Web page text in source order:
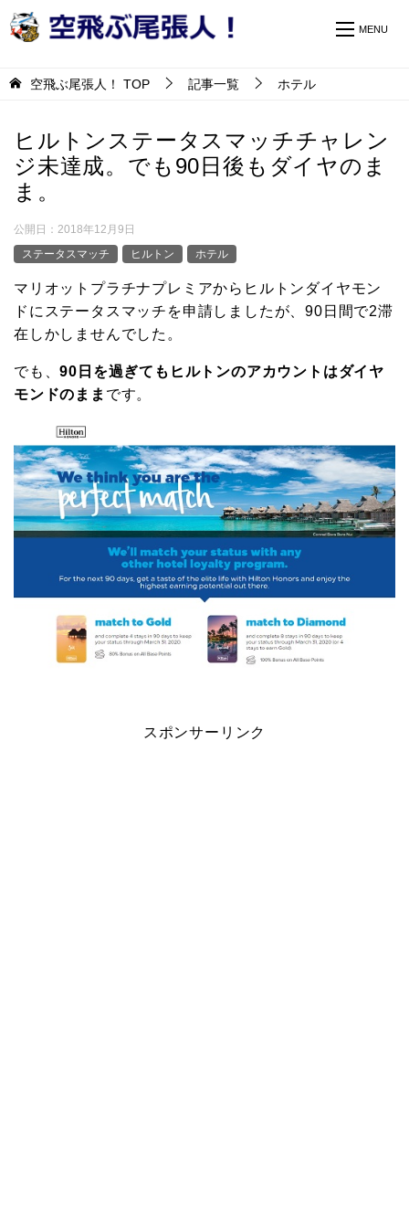
空飛ぶ尾張人！ TOP 記事一覧 ホテル
ヒルトンステータスマッチチャレン
ジ未達成。でも90日後もダイヤのま
ま。
公開日： 2018年12月9日
ステータスマッチ
ヒルトン ホテル
マリオットプラチナプレミアからヒルトンダイヤモン
ドにステータスマッチを申請しましたが、90日間で2滞
在しかしませんでした。
でも、90日を過ぎてもヒルトンのアカウントはダイヤ
モンドのまま です。
スポンサーリンク